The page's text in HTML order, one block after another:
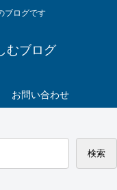
ブログです
むブログ
お問い合わせ
検索